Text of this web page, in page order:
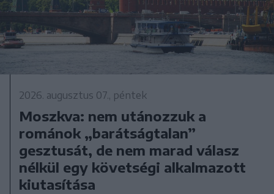
2026. augusztus 07., péntek
Moszkva: nem utánozzuk a
románok „barátságtalan”
gesztusát, de nem marad válasz
nélkül egy követségi alkalmazott
kiutasítása